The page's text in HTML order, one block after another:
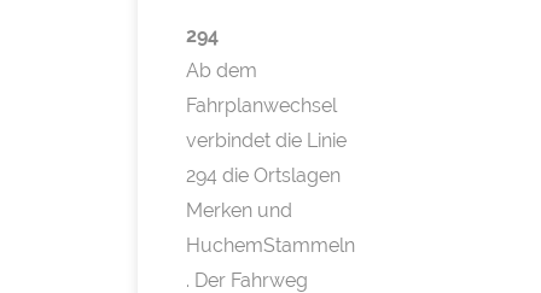
294
Ab dem
Fahrplanwechsel
verbindet die Linie
294 die Ortslagen
Merken und
HuchemStammeln
. Der Fahrweg